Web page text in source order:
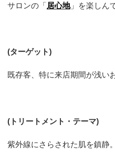
サロンの「 居心地」を楽しん
(ターゲット)
既存客、特に来店期間が浅い
( トリートメント・テーマ)
紫外線にさらされた肌を鎮静。